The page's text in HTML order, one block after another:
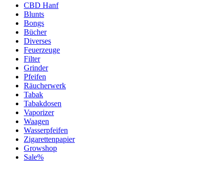
CBD Hanf
Blunts
Bongs
Bücher
Diverses
Feuerzeuge
Filter
Grinder
Pfeifen
Räucherwerk
Tabak
Tabakdosen
Vaporizer
Waagen
Wasserpfeifen
Zigarettenpapier
Growshop
Sale%